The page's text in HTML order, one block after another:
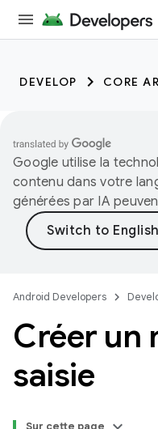
DEVELOP CORE
Google utilise la
contenu dans votre
générées par IA
Android Developers
Créer un
saisie
Sur cette page